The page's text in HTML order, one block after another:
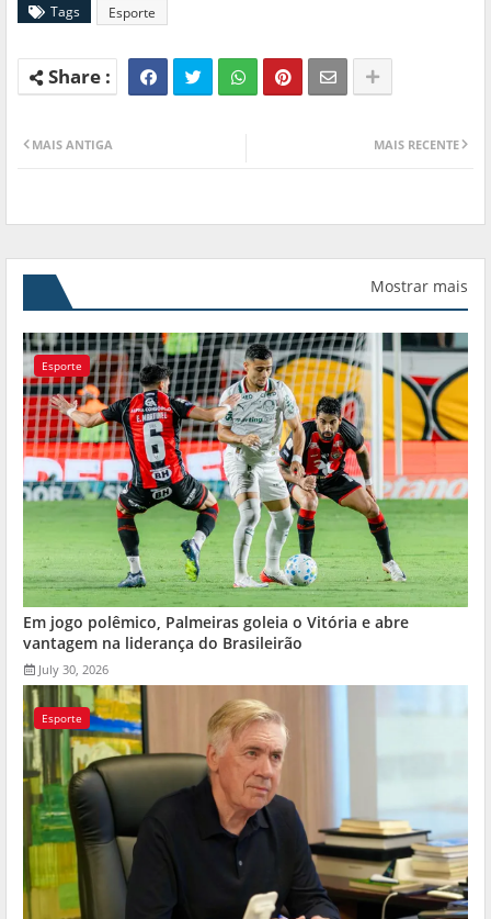
Tags Esporte
MAIS RECENTE
MAIS ANTIGA
Mostrar mais
Esporte
Em jogo polêmico, Palmeiras goleia o Vitória e abre
vantagem na liderança do Brasileirão
July 30, 2026
Esporte